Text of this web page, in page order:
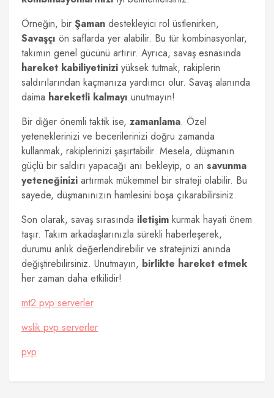
Örneğin, bir Şaman destekleyici rol üstlenirken,
Savaşçı ön saflarda yer alabilir. Bu tür kombinasyonlar,
takımın genel gücünü artırır. Ayrıca, savaş esnasında
hareket kabiliyetinizi yüksek tutmak, rakiplerin
saldırılarından kaçmanıza yardımcı olur. Savaş alanında
daima hareketli kalmayı unutmayın!
Bir diğer önemli taktik ise, zamanlama. Özel
yeteneklerinizi ve becerilerinizi doğru zamanda
kullanmak, rakiplerinizi şaşırtabilir. Mesela, düşmanın
güçlü bir saldırı yapacağı anı bekleyip, o an savunma
yeteneğinizi artırmak mükemmel bir strateji olabilir. Bu
sayede, düşmanınızın hamlesini boşa çıkarabilirsiniz.
Son olarak, savaş sırasında iletişim kurmak hayati önem
taşır. Takım arkadaşlarınızla sürekli haberleşerek,
durumu anlık değerlendirebilir ve stratejinizi anında
değiştirebilirsiniz. Unutmayın, birlikte hareket etmek
her zaman daha etkilidir!
mt2 pvp serverler
wslik pvp serverler
pvp